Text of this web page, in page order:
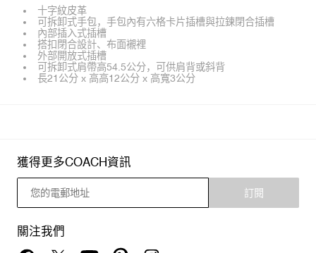
十字紋皮革
可拆卸式手包，手包內有六格卡片插槽與拉鍊閉合插槽
內部插入式插槽
搭扣閉合設計、布面襯裡
外部開放式插槽
可拆卸式肩帶高54.5公分，可供肩背或斜背
長21公分 x 高高12公分 x 高寬3公分
獲得更多COACH資訊
訂閱
關注我們